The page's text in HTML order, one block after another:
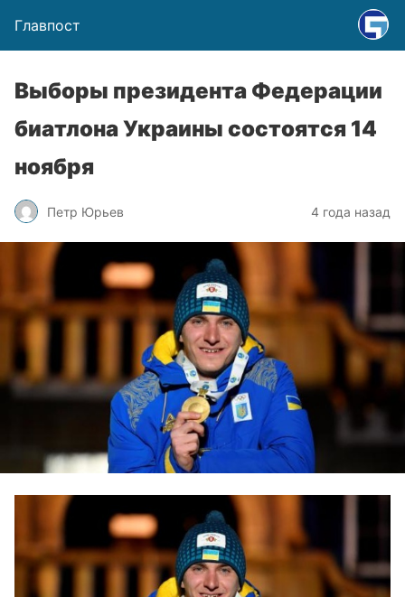
Главпост
Выборы президента Федерации
биатлона Украины состоятся 14
ноября
Петр Юрьев 4 года назад